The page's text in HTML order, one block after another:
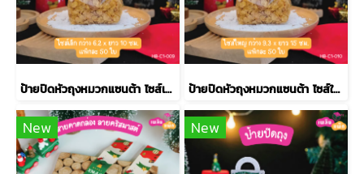
ป้ายปิดหัวถุงหมวกแซนต้า ไซส์เล็ก 6.2×10ซม. ป้ายปิดหัวถุงหมวกแซนต้า ไซส์ใหญ่
New New